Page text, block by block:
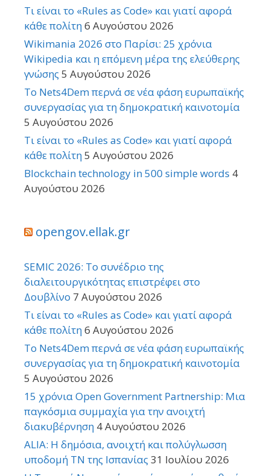
Τι είναι το «Rules as Code» και γιατί αφορά
κάθε πολίτη6 Αυγούστου 2026
Wikimania 2026 στο Παρίσι: 25 χρόνια
Wikipedia και η επόμενη μέρα της ελεύθερης
γνώσης 5 Αυγούστου 2026
Το Nets4Dem περνά σε νέα φάση ευρωπαϊκής
συνεργασίας για τη δημοκρατική καινοτομία
5 Αυγούστου 2026
Τι είναι το «Rules as Code» και γιατί αφορά
κάθε πολίτη5 Αυγούστου 2026
Blockchain technology in 500 simple words 4
Αυγούστου 2026
opengov.ellak.gr
SEMIC 2026: Το συνέδριο της
διαλειτουργικότητας επιστρέφει στο
Δουβλίνο 7 Αυγούστου 2026
Τι είναι το «Rules as Code» και γιατί αφορά
κάθε πολίτη6 Αυγούστου 2026
Το Nets4Dem περνά σε νέα φάση ευρωπαϊκής
συνεργασίας για τη δημοκρατική καινοτομία
5 Αυγούστου 2026
15 χρόνια Open Government Partnership: Μια
παγκόσμια συμμαχία για την ανοιχτή
διακυβέρνηση 4 Αυγούστου 2026
ALIA: Η δημόσια, ανοιχτή και πολύγλωσση
υποδομή ΤΝ της Ισπανίας 31 Ιουλίου 2026